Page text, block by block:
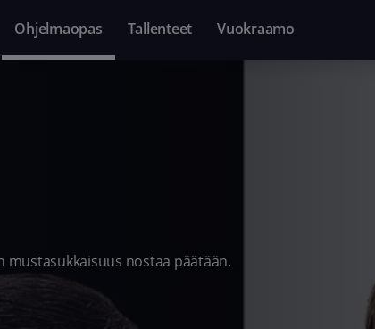
Ohjelmaopas Tallenteet Vuokraamo
mustasukkaisuus nostaa päätään.